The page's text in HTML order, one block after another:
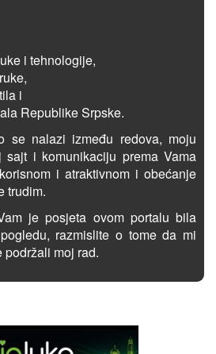
i tehnologije,
i
Republike Srpske.
se nalazi između redova, moju
i komunikaciju prema Vama
i atraktivnom i obećanje
trudim.
je posjeta ovom portalu bila
razmislite o tome da mi
podržali moj rad.